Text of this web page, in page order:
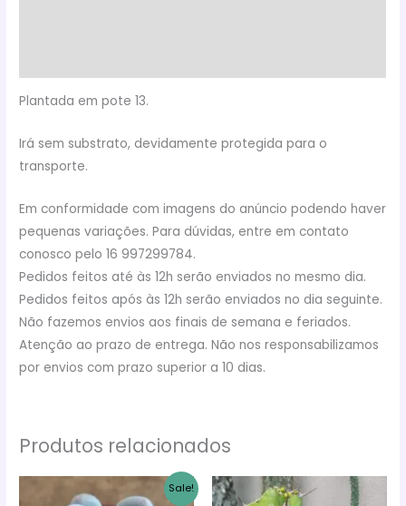
Plantada em pote 13.
Irá sem substrato, devidamente protegida para o
transporte.
Em conformidade com imagens do anúncio podendo haver
pequenas variações. Para dúvidas, entre em contato
conosco pelo 16 997299784.
Pedidos feitos até às 12h serão enviados no mesmo dia.
Pedidos feitos após às 12h serão enviados no dia seguinte.
Não fazemos envios aos finais de semana e feriados.
Atenção ao prazo de entrega. Não nos responsabilizamos
por envios com prazo superior a 10 dias.
Produtos relacionados
Sale!